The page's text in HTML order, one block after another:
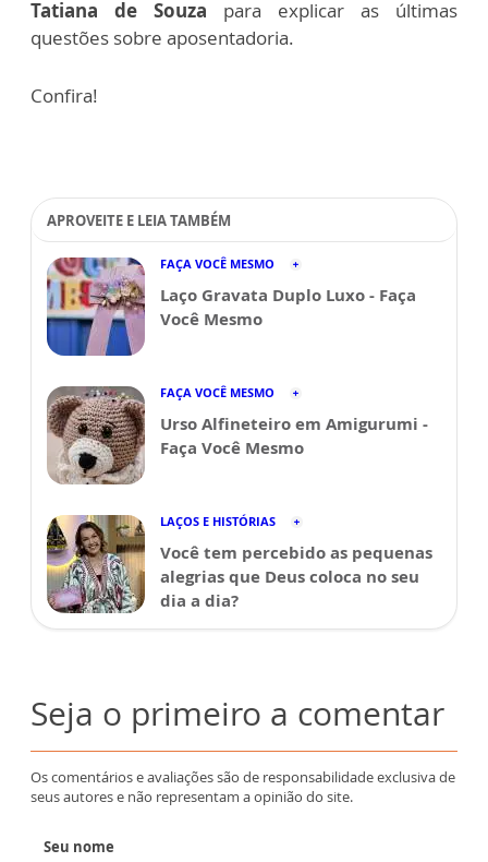
Tatiana de Souza para explicar as últimas
questões sobre aposentadoria.
Confira!
APROVEITE E LEIA TAMBÉM
FAÇA VOCÊ MESMO
Laço Gravata Duplo Luxo - Faça
Você Mesmo
FAÇA VOCÊ MESMO
Urso Alfineteiro em Amigurumi -
Faça Você Mesmo
LAÇOS E HISTÓRIAS
Você tem percebido as pequenas
alegrias que Deus coloca no seu
dia a dia?
Seja o primeiro a comentar
Os comentários e avaliações são de responsabilidade exclusiva de
seus autores e não representam a opinião do site.
Seu nome